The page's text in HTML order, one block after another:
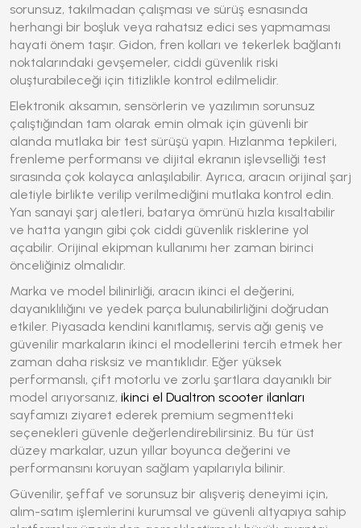
sorunsuz, takılmadan çalışması ve sürüş esnasında
herhangi bir boşluk veya rahatsız edici ses yapmaması
hayati önem taşır. Gidon, fren kolları ve tekerlek bağlantı
noktalarındaki gevşemeler, ciddi güvenlik riski
oluşturabileceği için titizlikle kontrol edilmelidir.
Elektronik aksamın, sensörlerin ve yazılımın sorunsuz
çalıştığından tam olarak emin olmak için güvenli bir
alanda mutlaka bir test sürüşü yapın. Hızlanma tepkileri,
frenleme performansı ve dijital ekranın işlevselliği test
sırasında çok kolayca anlaşılabilir. Ayrıca, aracın orijinal şarj
aletiyle birlikte verilip verilmediğini mutlaka kontrol edin.
Yan sanayi şarj aletleri, batarya ömrünü hızla kısaltabilir
ve hatta yangın gibi çok ciddi güvenlik risklerine yol
açabilir. Orijinal ekipman kullanımı her zaman birinci
önceliğiniz olmalıdır.
Marka ve model bilinirliği, aracın ikinci el değerini,
dayanıklılığını ve yedek parça bulunabilirliğini doğrudan
etkiler. Piyasada kendini kanıtlamış, servis ağı geniş ve
güvenilir markaların ikinci el modellerini tercih etmek her
zaman daha risksiz ve mantıklıdır. Eğer yüksek
performanslı, çift motorlu ve zorlu şartlara dayanıklı bir
model arıyorsanız, ikinci el Dualtron scooter ilanları
sayfamızı ziyaret ederek premium segmentteki
seçenekleri güvenle değerlendirebilirsiniz. Bu tür üst
düzey markalar, uzun yıllar boyunca değerini ve
performansını koruyan sağlam yapılarıyla bilinir.
Güvenilir, şeffaf ve sorunsuz bir alışveriş deneyimi için,
alım-satım işlemlerini kurumsal ve güvenli altyapıya sahip